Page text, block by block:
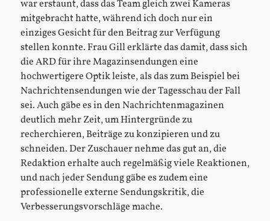
war erstaunt, dass das Team gleich zwei Kameras
mitgebracht hatte, während ich doch nur ein
einziges Gesicht für den Beitrag zur Verfügung
stellen konnte. Frau Gill erklärte das damit, dass sich
die ARD für ihre Magazinsendungen eine
hochwertigere Optik leiste, als das zum Beispiel bei
Nachrichtensendungen wie der Tagesschau der Fall
sei. Auch gäbe es in den Nachrichtenmagazinen
deutlich mehr Zeit, um Hintergründe zu
recherchieren, Beiträge zu konzipieren und zu
schneiden. Der Zuschauer nehme das gut an, die
Redaktion erhalte auch regelmäßig viele Reaktionen,
und nach jeder Sendung gäbe es zudem eine
professionelle externe Sendungskritik, die
Verbesserungsvorschläge mache.